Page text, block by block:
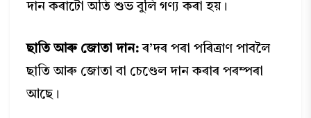
দান কৰাটো অতি শুভ বুলি গণ্য কৰা হয়।
ছাতি আৰু জোতা দান: ৰ’দৰ পৰা পৰিত্ৰাণ পাবলৈ
ছাতি আৰু জোতা বা চেণ্ডেল দান কৰাৰ পৰম্পৰা
আছে।